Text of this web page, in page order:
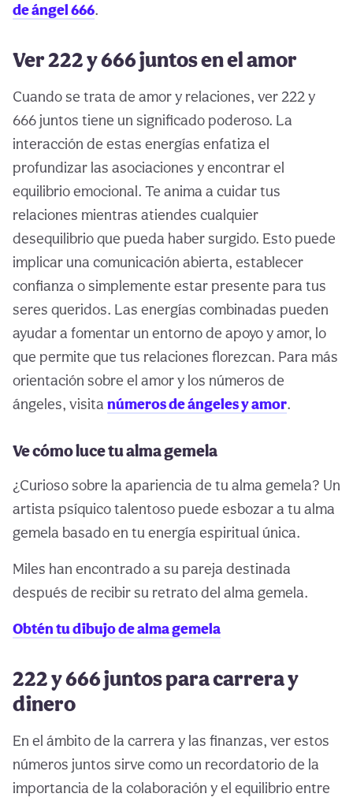
de ángel 666.
Ver 222 y 666 juntos en el amor
Cuando se trata de amor y relaciones, ver 222 y
666 juntos tiene un significado poderoso. La
interacción de estas energías enfatiza el
profundizar las asociaciones y encontrar el
equilibrio emocional. Te anima a cuidar tus
relaciones mientras atiendes cualquier
desequilibrio que pueda haber surgido. Esto puede
implicar una comunicación abierta, establecer
confianza o simplemente estar presente para tus
seres queridos. Las energías combinadas pueden
ayudar a fomentar un entorno de apoyo y amor, lo
que permite que tus relaciones florezcan. Para más
orientación sobre el amor y los números de
ángeles, visita números de ángeles y amor.
Ve cómo luce tu alma gemela
¿Curioso sobre la apariencia de tu alma gemela? Un
artista psíquico talentoso puede esbozar a tu alma
gemela basado en tu energía espiritual única.
Miles han encontrado a su pareja destinada
después de recibir su retrato del alma gemela.
Obtén tu dibujo de alma gemela
222 y 666 juntos para carrera y
dinero
En el ámbito de la carrera y las finanzas, ver estos
números juntos sirve como un recordatorio de la
importancia de la colaboración y el equilibrio entre